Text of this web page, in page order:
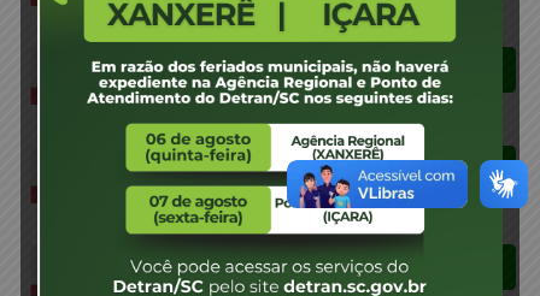
CONVENIADOS
04-EDITAL DESCRITIVO-01-
1 arquivo(s) 664.33 KB
Download
03-EDITAL DE LEILÃO- 01-
CEL-FERROSO-2025
1 arquivo(s) 135.35 KB
Download
02- ATA-SORTEIO LEILOEIRO
Download